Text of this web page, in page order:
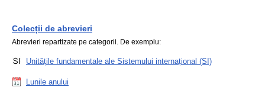
Colecții de abrevieri
Abrevieri repartizate pe categorii. De exemplu:
Unitățile fundamentale ale Sistemului internațional (SI)
Lunile anului